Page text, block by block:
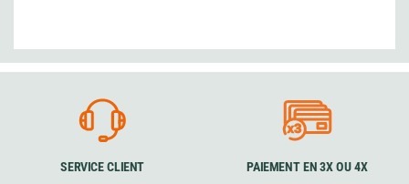
SERVICE CLIENT PAIEMENT EN 3X OU 4X